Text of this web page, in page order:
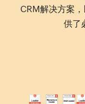
CRM解决方案
供了